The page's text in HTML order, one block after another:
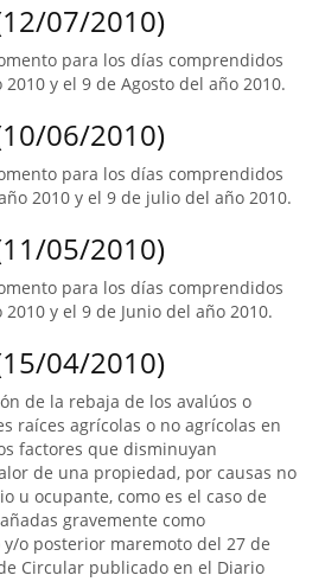
07/2010)
para los días comprendidos
y el 9 de Agosto del año 2010.
06/2010)
para los días comprendidos
2010 y el 9 de julio del año 2010.
05/2010)
para los días comprendidos
y el 9 de Junio del año 2010.
04/2010)
de la rebaja de los avalúos o
raíces agrícolas o no agrícolas en
factores que disminuyan
de una propiedad, por causas no
u ocupante, como es el caso de
gravemente como
o posterior maremoto del 27 de
Circular publicado en el Diario